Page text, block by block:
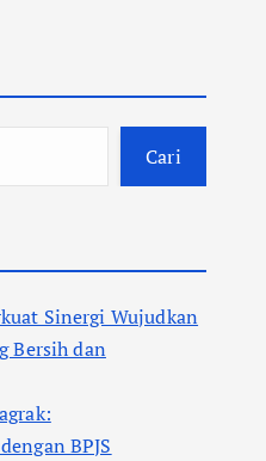
Cari
Sinergi Wujudkan
Bersih dan
BPJS